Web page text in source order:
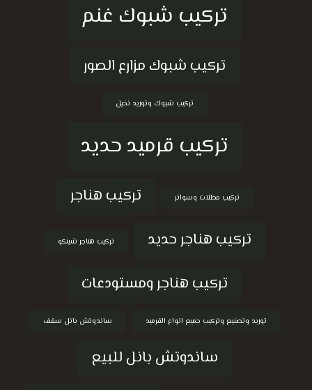
تركيب شبوك غنم
تركيب شبوك مزارع الصور
تركيب شبوك وتوريد نخيل
تركيب قرميد حديد
تركيب مظلات وسواتر
تركيب هناجر
تركيب هناجر حديد
تركيب هناجر شينكو
تركيب هناجر ومستودعات
توريد وتصنيع وتركيب جميع انواع القرميد ساندوتش بانل سقف
ساندوتش بانل للبيع